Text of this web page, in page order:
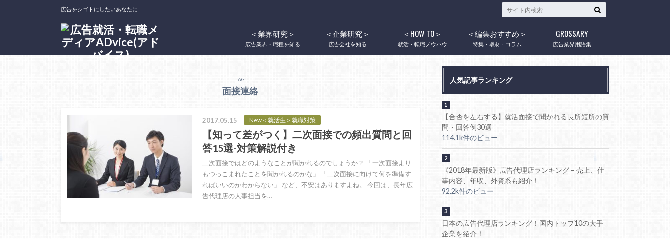
広告をシゴトにしたいあなたに
広告業界・職種を知る
＜業界研究＞
広告会社を知る
＜企業研究＞
就活・転職ノウハウ
＜HOW TO＞
特集・取材・コラム
＜編集おすすめ＞
広告業界用語集
GROSSARY
TAG
面接連絡
2017.05.15 New＜就活生＞就職対策
【知って差がつく】二次面接での頻出質問と回
答15選-対策解説付き
二次面接ではどのようなことが聞かれるのでしょうか？ 「一次面接より
もつっこまれたことを聞かれるのかな」 「二次面接に向けて何を準備す
ればいいのかわからない」 など、不安はありますよね。 今回は、長年広
告代理店の人事担当を…
人気記事ランキング
【合否を左右する】就活面接で聞かれる長所短所の質
問・回答例30選
114.1k件のビュー
《2018年最新版》広告代理店ランキング – 売上、仕
事内容、年収、外資系も紹介！
92.2k件のビュー
日本の広告代理店ランキング！国内トップ10の大手
企業を紹介！